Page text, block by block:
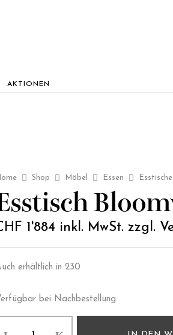
AKTIONEN
Shop Möbel Essen Esstische
1'884 inkl. MwSt. zzgl.
erhältlich in 230
bei Nachbestellung